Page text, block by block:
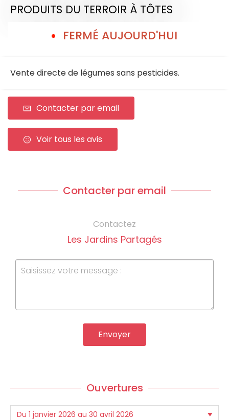
PRODUITS DU TERROIR À TÔTES
FERMÉ AUJOURD'HUI
Vente directe de légumes sans pesticides.
Contacter par email
Voir tous les avis
Contacter par email
Contactez
Les Jardins Partagés
Envoyer
Ouvertures